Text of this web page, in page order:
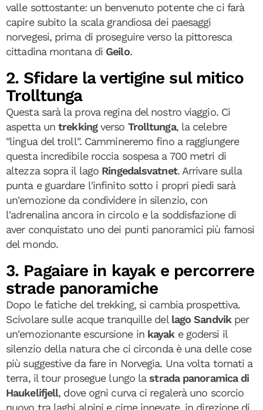
valle sottostante: un benvenuto potente che ci farà
capire subito la scala grandiosa dei paesaggi
norvegesi, prima di proseguire verso la pittoresca
cittadina montana di Geilo.
2. Sfidare la vertigine sul mitico
Trolltunga
Questa sarà la prova regina del nostro viaggio. Ci
aspetta untrekkingverso Trolltunga, la celebre
"lingua del troll". Cammineremo fino a raggiungere
questa incredibile roccia sospesa a 700 metri di
altezza sopra il lago Ringedalsvatnet. Arrivare sulla
punta e guardare l'infinito sotto i propri piedi sarà
un'emozione da condividere in silenzio, con
l'adrenalina ancora in circolo e la soddisfazione di
aver conquistato uno dei punti panoramici più famosi
del mondo.
3. Pagaiare in kayak e percorrere
strade panoramiche
Dopo le fatiche del trekking, si cambia prospettiva.
Scivolare sulle acque tranquille del lago Sandvikper
un'emozionante escursione in kayak e godersi il
silenzio della natura che ci circonda è una delle cose
più suggestive da fare in Norvegia. Una volta tornati a
terra, il tour prosegue lungo lastrada panoramica di
Haukelifjell, dove ogni curva ci regalerà uno scorcio
nuovo tra laghi alpini e cime innevate, in direzione di